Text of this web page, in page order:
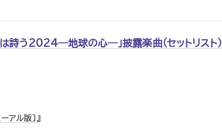
は詩う2024―地球の心―」披露楽曲（セットリスト）
ル版〕』